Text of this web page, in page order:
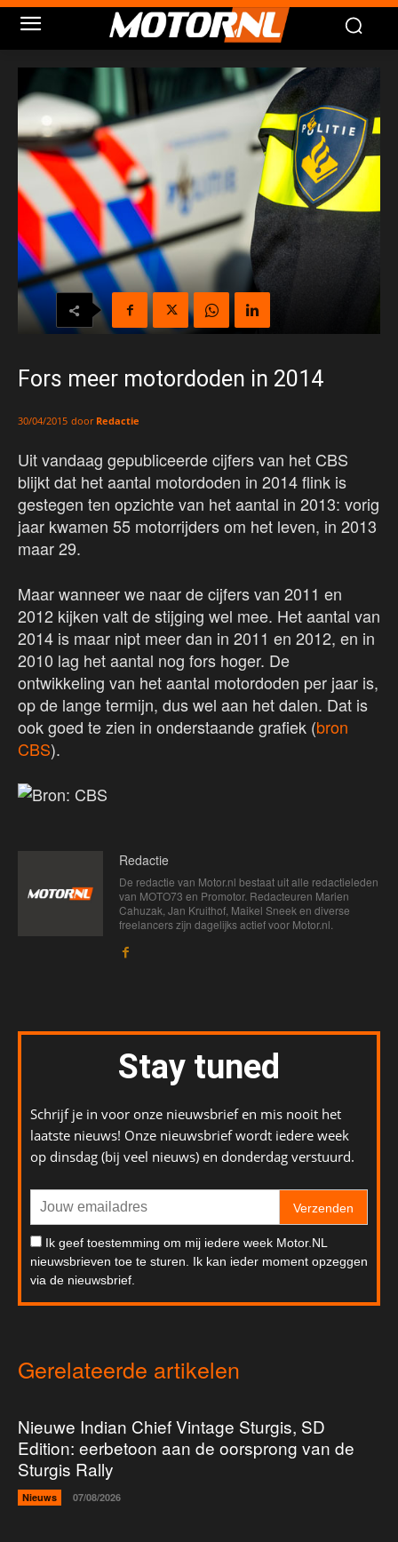
Fors meer motordoden in 2014
30/04/2015 door Redactie
Uit vandaag gepubliceerde cijfers van het CBS
blijkt dat het aantal motordoden in 2014 flink is
gestegen ten opzichte van het aantal in 2013: vorig
jaar kwamen 55 motorrijders om het leven, in 2013
maar 29.
Maar wanneer we naar de cijfers van 2011 en
2012 kijken valt de stijging wel mee. Het aantal van
2014 is maar nipt meer dan in 2011 en 2012, en in
2010 lag het aantal nog fors hoger. De
ontwikkeling van het aantal motordoden per jaar is,
op de lange termijn, dus wel aan het dalen. Dat is
ook goed te zien in onderstaande grafiek (bron
CBS).
Redactie
De redactie van Motor.nl bestaat uit alle redactieleden
van MOTO73 en Promotor. Redacteuren Marien
Cahuzak, Jan Kruithof, Maikel Sneek en diverse
freelancers zijn dagelijks actief voor Motor.nl.
Stay tuned
Schrijf je in voor onze nieuwsbrief en mis nooit het
laatste nieuws! Onze nieuwsbrief wordt iedere week
op dinsdag (bij veel nieuws) en donderdag verstuurd.
Verzenden
Ik geef toestemming om mij iedere week Motor.NL
nieuwsbrieven toe te sturen. Ik kan ieder moment opzeggen
via de nieuwsbrief.
Gerelateerde artikelen
Nieuwe Indian Chief Vintage Sturgis, SD
Edition: eerbetoon aan de oorsprong van de
Sturgis Rally
Nieuws 07/08/2026